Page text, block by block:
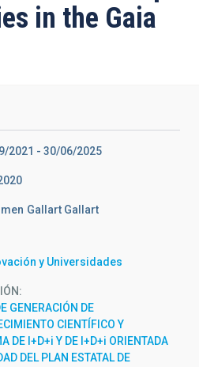
in the Gaia
2021 - 30/06/2025
Gallart Gallart
y Universidades
GENERACIÓN DE
CIENTÍFICO Y
DE I+D+i Y DE I+D+i ORIENTADA
DEL PLAN ESTATAL DE